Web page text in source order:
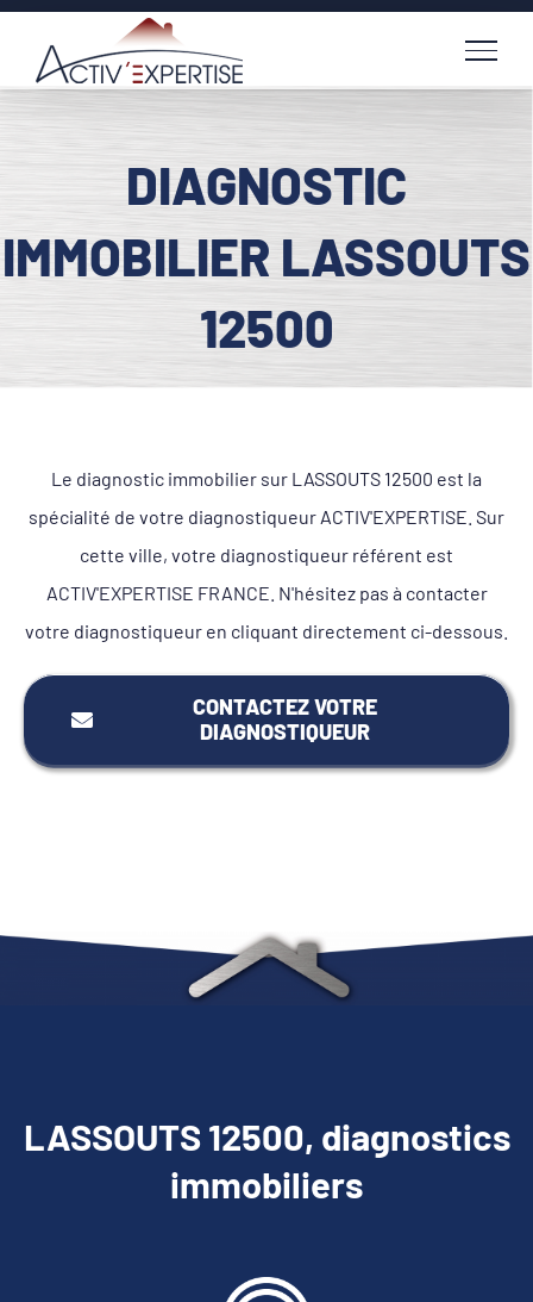
Passer
contenu
DIAGNOSTIC
IMMOBILIER LASSOUTS
12500
Le diagnostic immobilier sur LASSOUTS 12500 est la
spécialité de votre diagnostiqueur ACTIV'EXPERTISE. Sur
cette ville, votre diagnostiqueur référent est
ACTIV'EXPERTISE FRANCE. N'hésitez pas à contacter
votre diagnostiqueur en cliquant directement ci-dessous.
CONTACTEZ VOTRE
DIAGNOSTIQUEUR
LASSOUTS 12500, diagnostics
immobiliers